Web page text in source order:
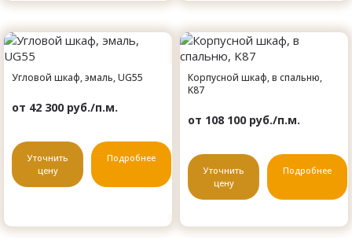
Угловой шкаф, эмаль, UG55
от 42 300 руб./п.м.
Уточнить
цену
Подробнее
Корпусной шкаф, в спальню,
K87
от 108 100 руб./п.м.
Уточнить
цену
Подробнее